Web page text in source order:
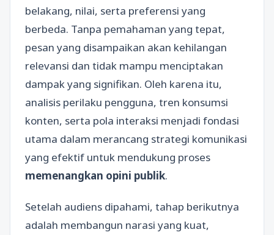
belakang, nilai, serta preferensi yang
berbeda. Tanpa pemahaman yang tepat,
pesan yang disampaikan akan kehilangan
relevansi dan tidak mampu menciptakan
dampak yang signifikan. Oleh karena itu,
analisis perilaku pengguna, tren konsumsi
konten, serta pola interaksi menjadi fondasi
utama dalam merancang strategi komunikasi
yang efektif untuk mendukung proses
memenangkan opini publik.
Setelah audiens dipahami, tahap berikutnya
adalah membangun narasi yang kuat,